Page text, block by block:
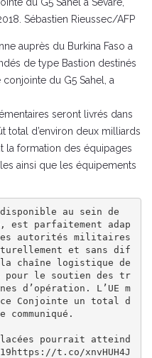
du G5 Sahel à Sévaré,
Sébastien Rieussec/AFP
auprès du Burkina Faso a
de type Bastion destinés
du G5 Sahel, a
seront livrés dans
total d’environ deux milliards
la formation des équipages
ainsi que les équipements
au sein de
est parfaitement adap
autorités militaires
et sans dif
chaîne logistique de
pour le soutien des tr
d’opération. L’UE m
Conjointe un total d
pourrait atteind
t.co/xnvHUH4J